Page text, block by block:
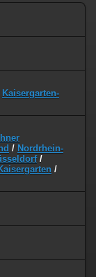
Kaisergarten-
/ Nordrhein-
/
/